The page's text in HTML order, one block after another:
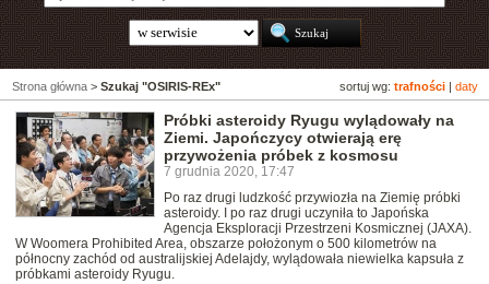
sortuj wg: trafności daty
Strona główna > Szukaj "OSIRIS-REx"
Próbki asteroidy Ryugu wylądowały na
Ziemi. Japończycy otwierają erę
przywożenia próbek z kosmosu
7 grudnia 2020, 17:47
Po raz drugi ludzkość przywiozła na Ziemię próbki
asteroidy. I po raz drugi uczyniła to Japońska
Agencja Eksploracji Przestrzeni Kosmicznej (JAXA).
W Woomera Prohibited Area, obszarze położonym o 500 kilometrów na
północny zachód od australijskiej Adelajdy, wylądowała niewielka kapsuła z
próbkami asteroidy Ryugu.